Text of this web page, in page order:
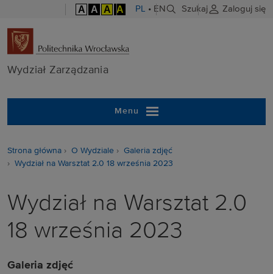
A A A A PL • EN Szukaj Zaloguj się
Wydział
Wydział Zarządzania
Menu
Strona główna O Wydziale
Galeria zdjęć
Wydział na Warsztat 2.0 18 września 2023
Wydział na Warsztat 2.0
18 września 2023
Galeria zdjęć